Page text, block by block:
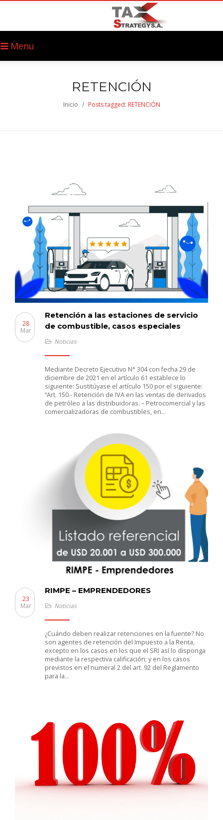
Menu
RETENCIÓN
Inicio / Posts tagged: RETENCIÓN
Retención a las estaciones de servicio
de combustible, casos especiales
28
Mar
Noticias
Mediante Decreto Ejecutivo N° 304 con fecha 29 de
diciembre de 2021 en el artículo 61 establece lo
siguiente: Sustitúyase el artículo 150 por el siguiente:
“Art. 150.- Retención de IVA en las ventas de derivados
de petróleo a las distribuidoras. – Petrocomercial y las
comercializadoras de combustibles, en…
RIMPE – EMPRENDEDORES
23
Mar
Noticias
¿Cuándo deben realizar retenciones en la fuente? No
son agentes de retención del Impuesto a la Renta,
excepto en los casos en los que el SRI así lo disponga
mediante la respectiva calificación; y en los casos
previstos en el numeral 2 del art. 92 del Reglamento
para la…